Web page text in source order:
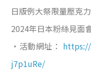
日版例大祭限量壓克
2024年日本粉絲見面
・活動網址：
j7p1uRe/